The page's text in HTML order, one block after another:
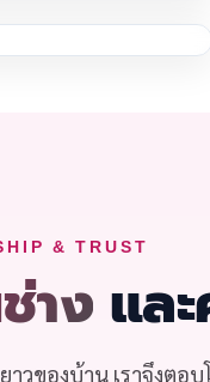
& TRUST
าง แล
วของบ้าน เราจึงตอ